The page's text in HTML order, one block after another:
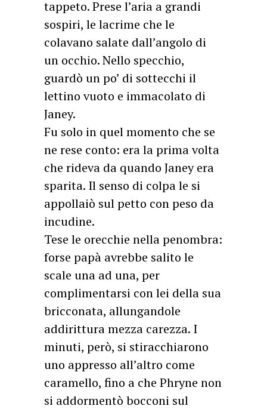
tappeto. Prese l’aria a grandi
sospiri, le lacrime che le
colavano salate dall’angolo di
un occhio. Nello specchio,
guardò un po’ di sottecchi il
lettino vuoto e immacolato di
Janey.
Fu solo in quel momento che se
ne rese conto: era la prima volta
che rideva da quando Janey era
sparita. Il senso di colpa le si
appollaiò sul petto con peso da
incudine.
Tese le orecchie nella penombra:
forse papà avrebbe salito le
scale una ad una, per
complimentarsi con lei della sua
bricconata, allungandole
addirittura mezza carezza. I
minuti, però, si stiracchiarono
uno appresso all’altro come
caramello, fino a che Phryne non
si addormentò bocconi sul